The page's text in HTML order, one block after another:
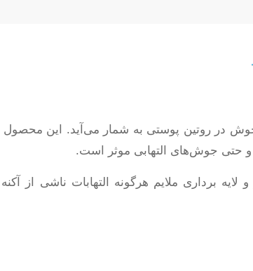
در روتین پوستی به شمار می‌آید. این محصول
حتی جوش‌های التهابی موثر است.
برداری ملایم هرگونه التهابات ناشی از